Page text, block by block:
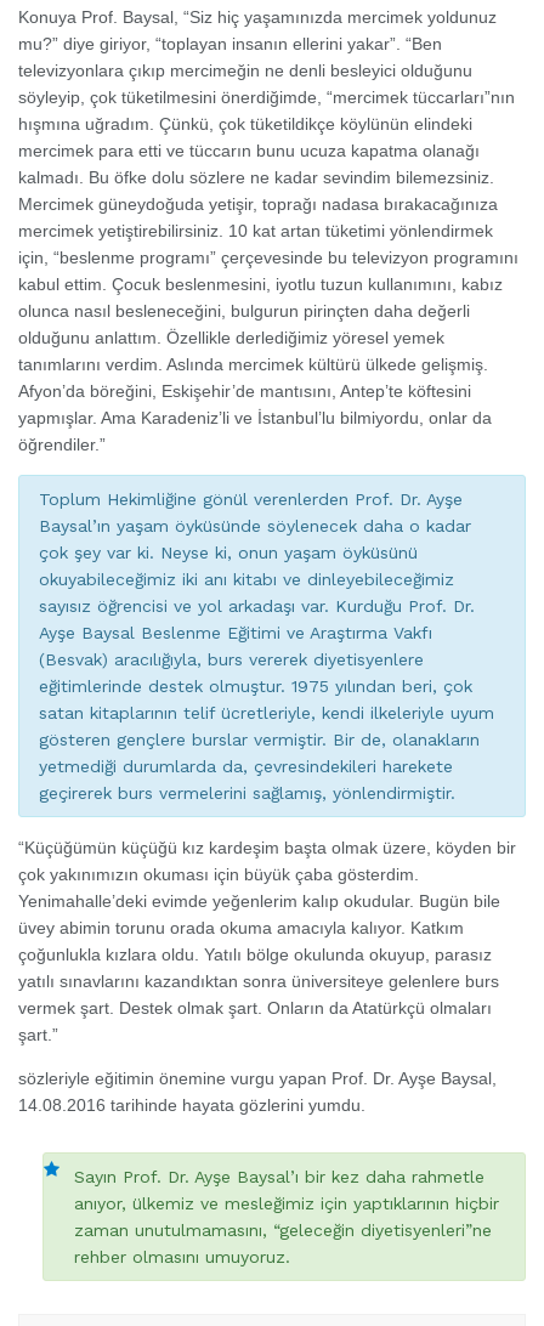
Konuya Prof. Baysal, “Siz hiç yaşamınızda mercimek yoldunuz
mu?” diye giriyor, “toplayan insanın ellerini yakar”. “Ben
televizyonlara çıkıp mercimeğin ne denli besleyici olduğunu
söyleyip, çok tüketilmesini önerdiğimde, “mercimek tüccarları”nın
hışmına uğradım. Çünkü, çok tüketildikçe köylünün elindeki
mercimek para etti ve tüccarın bunu ucuza kapatma olanağı
kalmadı. Bu öfke dolu sözlere ne kadar sevindim bilemezsiniz.
Mercimek güneydoğuda yetişir, toprağı nadasa bırakacağınıza
mercimek yetiştirebilirsiniz. 10 kat artan tüketimi yönlendirmek
için, “beslenme programı” çerçevesinde bu televizyon programını
kabul ettim. Çocuk beslenmesini, iyotlu tuzun kullanımını, kabız
olunca nasıl besleneceğini, bulgurun pirinçten daha değerli
olduğunu anlattım. Özellikle derlediğimiz yöresel yemek
tanımlarını verdim. Aslında mercimek kültürü ülkede gelişmiş.
Afyon’da böreğini, Eskişehir’de mantısını, Antep’te köftesini
yapmışlar. Ama Karadeniz’li ve İstanbul’lu bilmiyordu, onlar da
öğrendiler.”
Toplum Hekimliğine gönül verenlerden Prof. Dr. Ayşe
Baysal’ın yaşam öyküsünde söylenecek daha o kadar
çok şey var ki. Neyse ki, onun yaşam öyküsünü
okuyabileceğimiz iki anı kitabı ve dinleyebileceğimiz
sayısız öğrencisi ve yol arkadaşı var. Kurduğu Prof. Dr.
Ayşe Baysal Beslenme Eğitimi ve Araştırma Vakfı
(Besvak) aracılığıyla, burs vererek diyetisyenlere
eğitimlerinde destek olmuştur. 1975 yılından beri, çok
satan kitaplarının telif ücretleriyle, kendi ilkeleriyle uyum
gösteren gençlere burslar vermiştir. Bir de, olanakların
yetmediği durumlarda da, çevresindekileri harekete
geçirerek burs vermelerini sağlamış, yönlendirmiştir.
“Küçüğümün küçüğü kız kardeşim başta olmak üzere, köyden bir
çok yakınımızın okuması için büyük çaba gösterdim.
Yenimahalle’deki evimde yeğenlerim kalıp okudular. Bugün bile
üvey abimin torunu orada okuma amacıyla kalıyor. Katkım
çoğunlukla kızlara oldu. Yatılı bölge okulunda okuyup, parasız
yatılı sınavlarını kazandıktan sonra üniversiteye gelenlere burs
vermek şart. Destek olmak şart. Onların da Atatürkçü olmaları
şart.”
sözleriyle eğitimin önemine vurgu yapan Prof. Dr. Ayşe Baysal,
14.08.2016 tarihinde hayata gözlerini yumdu.
Sayın Prof. Dr. Ayşe Baysal’ı bir kez daha rahmetle
anıyor, ülkemiz ve mesleğimiz için yaptıklarının hiçbir
zaman unutulmamasını, “geleceğin diyetisyenleri”ne
rehber olmasını umuyoruz.